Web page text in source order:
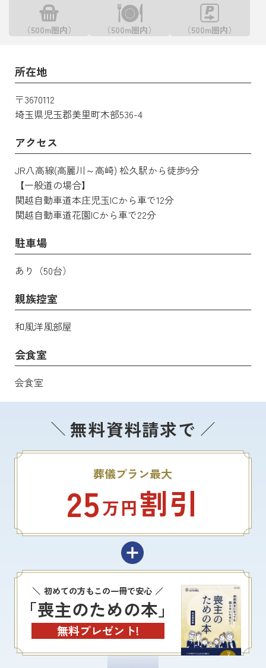
（500m圏内） （500m圏内） （500m圏内）
所在地
〒3670112
埼玉県児玉郡美里町木部536-4
アクセス
JR八高線(高麗川～高崎) 松久駅から徒歩9分
【一般道の場合】
関越自動車道本庄児玉ICから車で12分
関越自動車道花園ICから車で22分
駐車場
あり（50台）
親族控室
和風洋風部屋
会食室
会食室
無料資料請求で
葬儀プラン最大
25万円割引
初めての方もこの一冊で安心
「喪主のための本」
無料プレゼント!